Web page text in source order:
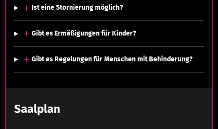
Ist eine Stornierung möglich?
Gibt es Ermäßigungen für Kinder?
Gibt es Regelungen für Menschen mit Behinderung?
Saalplan